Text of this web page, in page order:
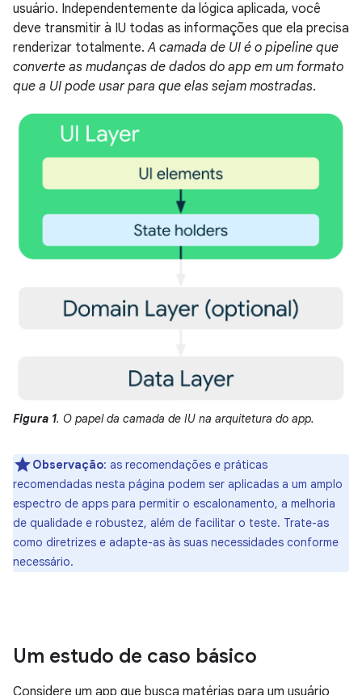
usuário. Independentemente da lógica aplicada, você
deve transmitir à IU todas as informações que ela precisa
renderizar totalmente.A camada de UI é o pipeline que
converte as mudanças de dados do app em um formato
que a UI pode usar para que elas sejam mostradas.
Figura 1. O papel da camada de IU na arquitetura do app.
Observação: as recomendações e práticas
recomendadas nesta página podem ser aplicadas a um amplo
espectro de apps para permitir o escalonamento, a melhoria
de qualidade e robustez, além de facilitar o teste. Trate-as
como diretrizes e adapte-as às suas necessidades conforme
necessário.
Um estudo de caso básico